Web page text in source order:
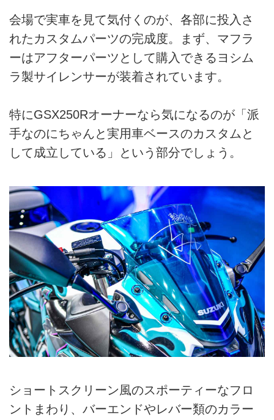
会場で実車を見て気付くのが、各部に投入さ
れたカスタムパーツの完成度。まず、マフラ
ーはアフターパーツとして購入できるヨシム
ラ製サイレンサーが装着されています。
特にGSX250Rオーナーなら気になるのが「派
手なのにちゃんと実用車ベースのカスタムと
して成立している」という部分でしょう。
ショートスクリーン風のスポーティーなフロ
ントまわり、バーエンドやレバー類のカラー